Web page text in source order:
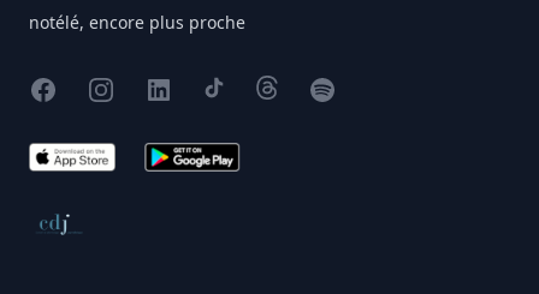
notélé, encore plus proche
FacebookInstagram
X TikTokThreadsSpotify
App Store Google Play
Conseil de déontologie journalistique